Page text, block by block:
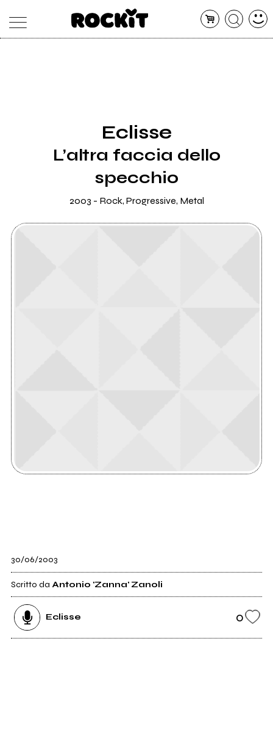
RADIO
Eclisse
L’altra faccia dello
specchio
2003 - Rock, Progressive, Metal
30/06/2003
Scritto da Antonio 'Zanna' Zanoli
Eclisse 0